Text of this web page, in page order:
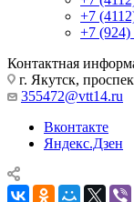
+7
+7 (924)
Контактная
г. Якутск,
355472@vtt14.ru
Вконтакте
Яндекс.Дзен